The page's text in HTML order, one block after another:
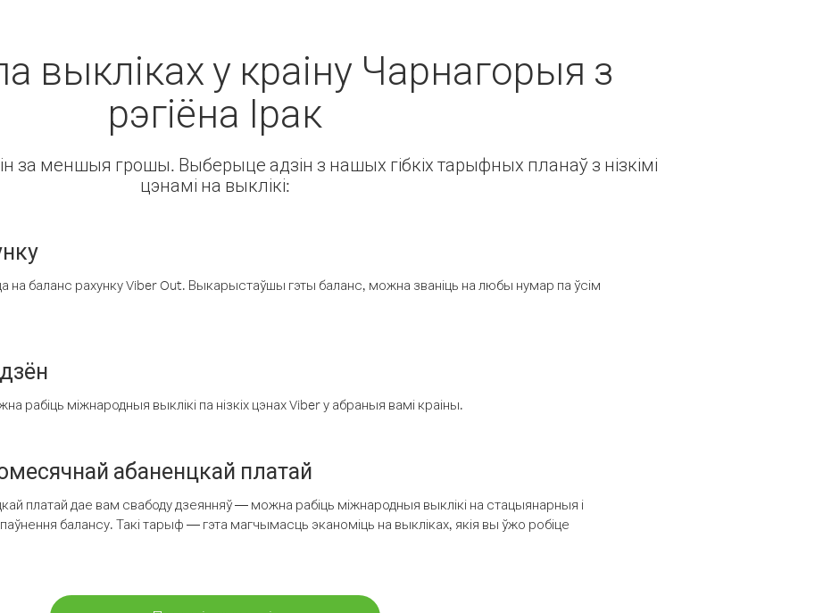
выкліках у краіну Чарнагорыя з
рэгіёна Ірак
за меншыя грошы. Выберыце адзін з нашых гібкіх тарыфных планаў з нізкімі
цэнамі на выклікі:
на баланс рахунку Viber Out. Выкарыстаўшы гэты баланс, можна званіць на любы нумар па ўсім
рабіць міжнародныя выклікі па нізкіх цэнах Viber у абраныя вамі краіны.
абаненцкай платай
платай дае вам свабоду дзеянняў — можна рабіць міжнародныя выклікі на стацыянарныя і
балансу. Такі тарыф — гэта магчымасць эканоміць на выкліках, якія вы ўжо робіце